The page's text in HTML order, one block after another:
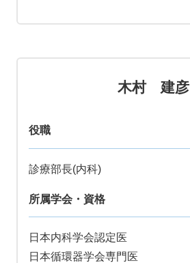
木村 建彦
役職
診療部長(内科)
所属学会・資格
日本内科学会認定医
日本循環器学会専門医